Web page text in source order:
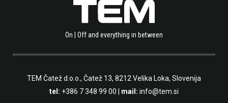
On | Off and everything in between
TEM Čatež d.o.o., Čatež 13, 8212 Velika Loka, Slovenija
tel: +386 7 348 99 00 | mail: info@tem.si